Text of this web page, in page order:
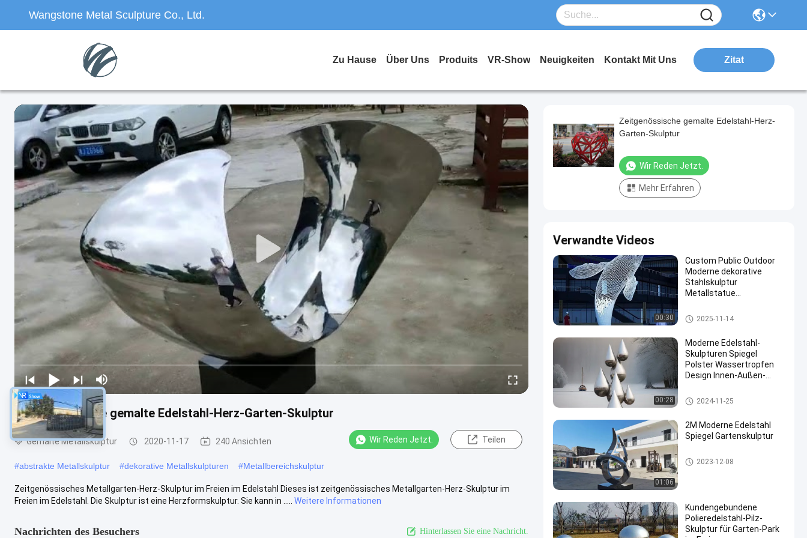
Wangstone Metal Sculpture Co., Ltd.
Zu Hause Über Uns Produits VR-Show Neuigkeiten Kontakt Mit Uns Zitat
Zeitgenössische gemalte Edelstahl-Herz-Garten-Skulptur
Gemalte Metallskulptur 2020-11-17 240 Ansichten Wir Reden Jetzt. Teilen
#abstrakte Metallskulptur #dekorative Metallskulpturen #Metallbereichskulptur
Zeitgenössisches Metallgarten-Herz-Skulptur im Freien im Edelstahl Dieses ist zeitgenössisches Metallgarten-Herz-Skulptur im
Freien im Edelstahl. Die Skulptur ist eine Herzformskulptur. Sie kann in .....
Weitere Informationen
Nachrichten des Besuchers Hinterlassen Sie eine Nachricht.
Zeitgenössische gemalte Edelstahl-Herz-
Garten-Skulptur
Wir Reden Jetzt.
Mehr Erfahren
Verwandte Videos
00:30
Custom Public Outdoor
Moderne dekorative
Stahlskulptur
Metallstatue
Gemalte Metallskulptur
2025-11-14
00:28
Moderne Edelstahl-
Skulpturen Spiegel
Polster Wassertropfen
Design Innen-Außen-
Metall Ornamente
Edelstahl-Skulptur
2024-11-25
01:06
2M Moderne Edelstahl
Spiegel Gartenskulptur
Edelstahl-Skulptur
2023-12-08
Kundengebundene
Polieredelstahl-Pilz-
Skulptur für Garten-Park